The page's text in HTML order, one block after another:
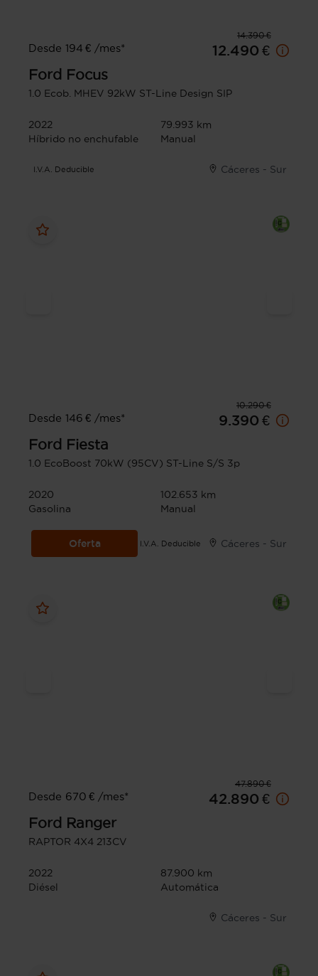
14.390 €
Desde 194 € /mes*
12.490 €
Ford Focus
1.0 Ecob. MHEV 92kW ST-Line Design SIP
2022
79.993 km
Híbrido no enchufable
Manual
I.V.A. Deducible Cáceres - Sur
10.290 €
Desde 146 € /mes*
9.390 €
Ford Fiesta
1.0 EcoBoost 70kW (95CV) ST-Line S/S 3p
2020
102.653 km
Gasolina
Manual
Oferta I.V.A. Deducible Cáceres - Sur
47.890 €
Desde 670 € /mes*
42.890 €
Ford Ranger
RAPTOR 4X4 213CV
2022
87.900 km
Diésel
Automática
Cáceres - Sur